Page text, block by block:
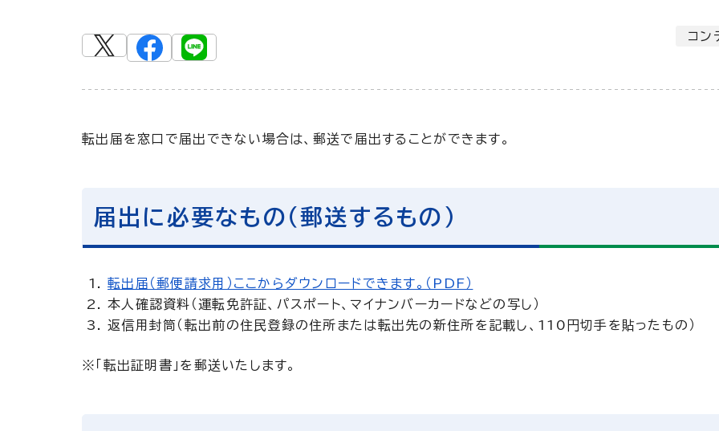
コン
転出届を窓口で届出できない場合は、郵送で届出することができます。
届出に必要なもの（郵送するもの）
転出届（郵便請求用）ここからダウンロードできます。（PDF）
本人確認資料（運転免許証、パスポート、マイナンバーカードなどの写し）
返信用封筒（転出前の住民登録の住所または転出先の新住所を記載し、110円切手を貼ったもの）
※「転出証明書」を郵送いたします。